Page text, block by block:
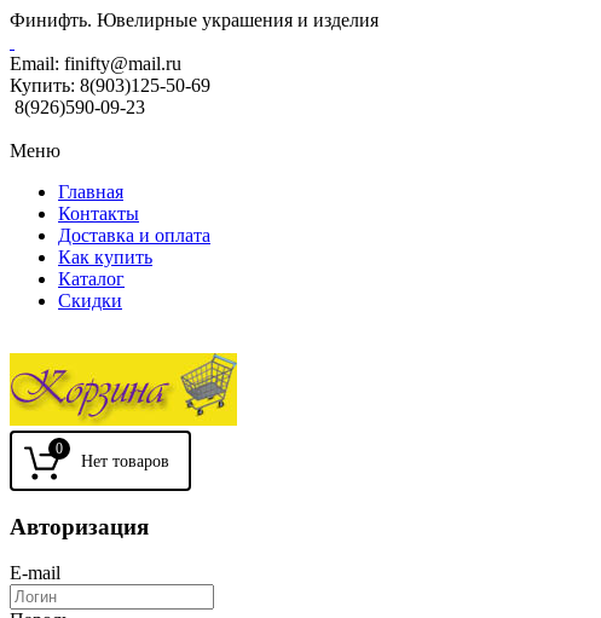
Финифть. Ювелирные украшения и изделия
Email: finifty@mail.ru
Купить: 8(903)125-50-69
8(926)590-09-23
Меню
Главная
Контакты
Доставка и оплата
Как купить
Каталог
Скидки
0
Авторизация
E-mail